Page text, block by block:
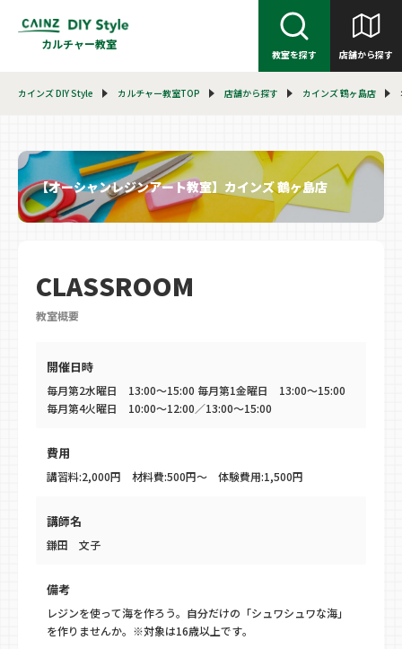
カルチャー教室
教室を探す 店舗から探す
カインズ DIY Style カルチャー教室TOP 店舗から探す カインズ 鶴ヶ島店
【オーシャンレジンアート教室】カインズ 鶴ヶ島店
CLASSROOM
教室概要
開催日時
毎月第2水曜日 13:00～15:00 毎月第1金曜日 13:00～15:00
毎月第4火曜日 10:00～12:00／13:00～15:00
費用
講習料:2,000円 材料費:500円～ 体験費用:1,500円
講師名
鎌田 文子
備考
レジンを使って海を作ろう。自分だけの「シュワシュワな海」
を作りませんか。※対象は16歳以上です。